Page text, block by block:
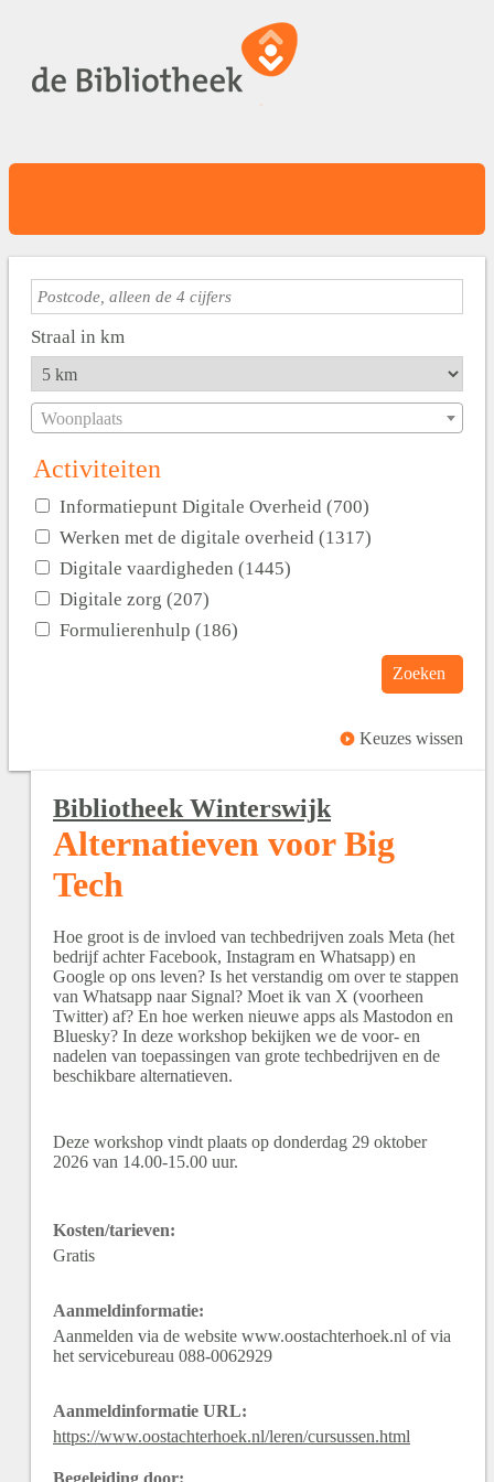
Straal in km
Woonplaats
Activiteiten
Informatiepunt Digitale Overheid (700)
Werken met de digitale overheid (1317)
Digitale vaardigheden (1445)
Digitale zorg (207)
Formulierenhulp (186)
Zoeken
Keuzes wissen
Bibliotheek Winterswijk
Alternatieven voor Big
Tech
Hoe groot is de invloed van techbedrijven zoals Meta (het
bedrijf achter Facebook, Instagram en Whatsapp) en
Google op ons leven? Is het verstandig om over te stappen
van Whatsapp naar Signal? Moet ik van X (voorheen
Twitter) af? En hoe werken nieuwe apps als Mastodon en
Bluesky? In deze workshop bekijken we de voor- en
nadelen van toepassingen van grote techbedrijven en de
beschikbare alternatieven.
Deze workshop vindt plaats op donderdag 29 oktober
2026 van 14.00-15.00 uur.
Kosten/tarieven:
Gratis
Aanmeldinformatie:
Aanmelden via de website www.oostachterhoek.nl of via
het servicebureau 088-0062929
Aanmeldinformatie URL:
https://www.oostachterhoek.nl/leren/cursussen.html
Begeleiding door: